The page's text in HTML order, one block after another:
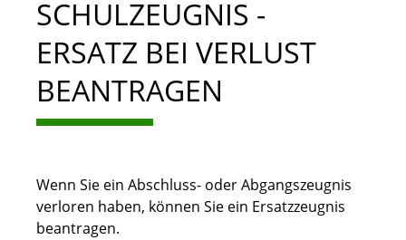
SCHULZEUGNIS -
ERSATZ BEI VERLUST
BEANTRAGEN
Wenn Sie ein Abschluss- oder Abgangszeugnis
verloren haben, können Sie ein Ersatzzeugnis
beantragen.